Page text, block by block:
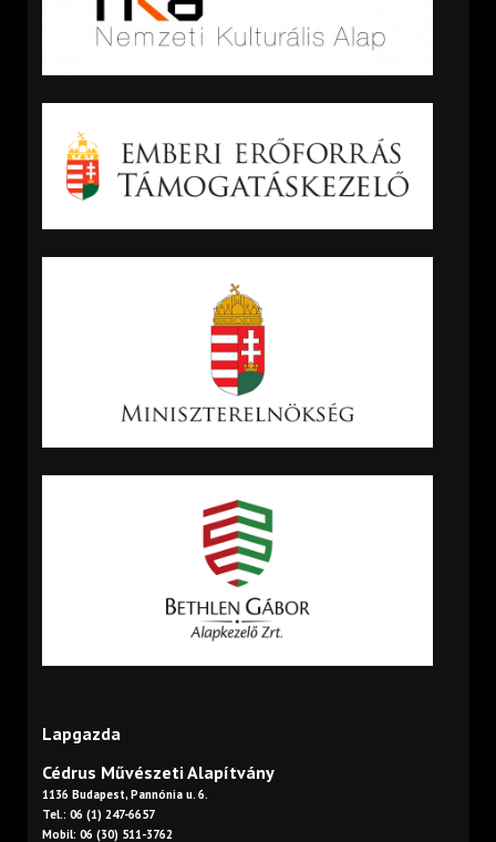
Lapgazda
Cédrus Művészeti Alapítvány
1136 Budapest, Pannónia u. 6.
Tel.: 06 (1) 247-6657
Mobil: 06 (30) 511-3762